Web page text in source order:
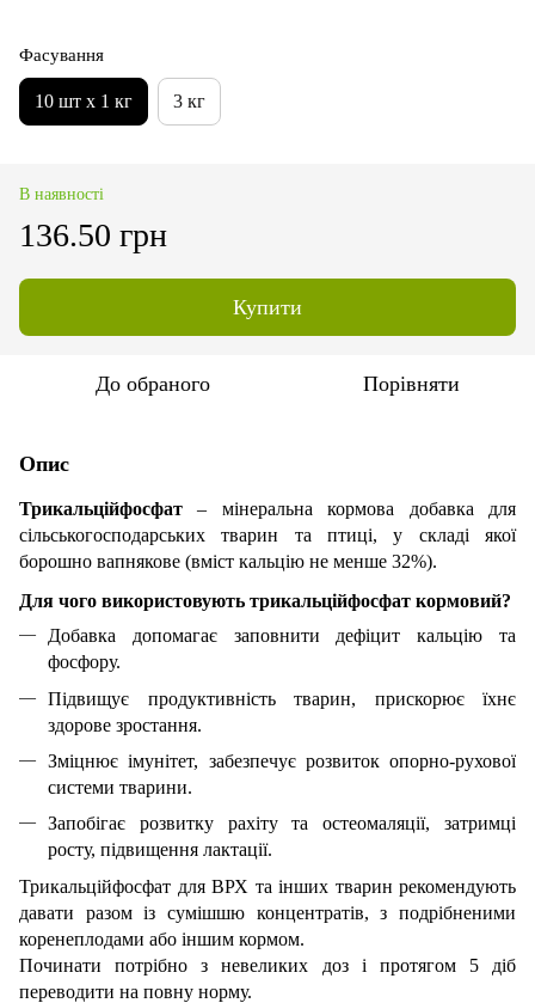
Фасування
10 шт х 1 кг 3 кг
В наявності
136.50 грн
Купити
До обраного Порівняти
Опис
Трикальційфосфат – мінеральна кормова добавка для
сільськогосподарських тварин та птиці, у складі якої
борошно вапнякове (вміст кальцію не менше 32%).
Для чого використовують трикальційфосфат кормовий?
Добавка допомагає заповнити дефіцит кальцію та
фосфору.
Підвищує продуктивність тварин, прискорює їхнє
здорове зростання.
Зміцнює імунітет, забезпечує розвиток опорно-рухової
системи тварини.
Запобігає розвитку рахіту та остеомаляції, затримці
росту, підвищення лактації.
Трикальційфосфат для ВРХ та інших тварин рекомендують
давати разом із сумішшю концентратів, з подрібненими
коренеплодами або іншим кормом.
Починати потрібно з невеликих доз і протягом 5 діб
переводити на повну норму.